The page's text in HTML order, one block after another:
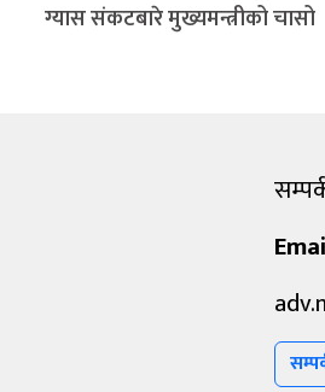
ग्यास संकटबारे मुख्यमन्त्रीको चासो